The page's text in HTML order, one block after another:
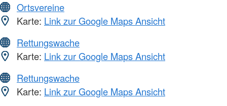
Ortsvereine
Karte: Link zur Google Maps Ansicht
Rettungswache
Karte: Link zur Google Maps Ansicht
Rettungswache
Karte: Link zur Google Maps Ansicht